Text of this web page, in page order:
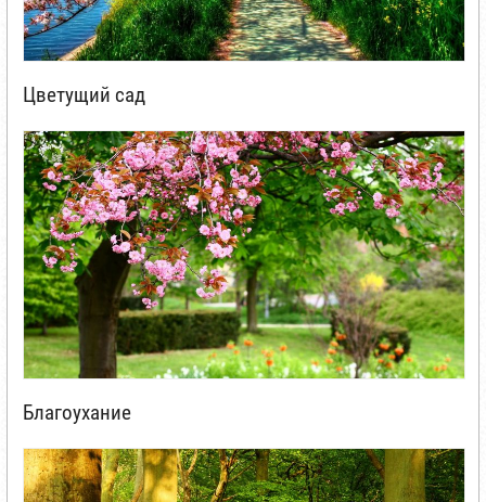
Цветущий сад
Благоухание